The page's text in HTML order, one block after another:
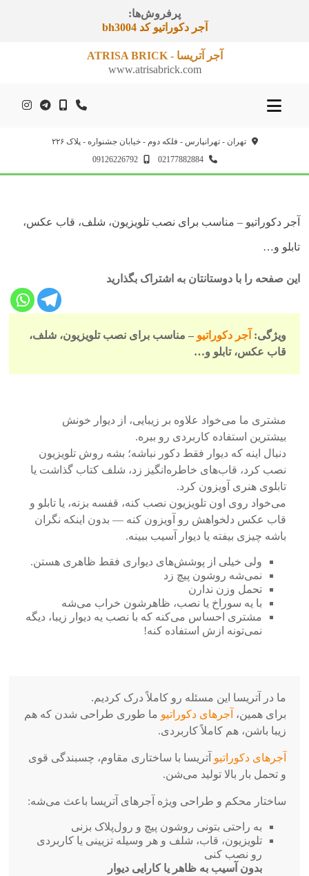
پرفروش‌ها:
آجر دکوراتیو کد bh265
آجر آتریسا - ATRISA BRICK
www.atrisabrick.com
تهران - تهرانپارس - فلکه دوم - خیابان جشنواره - پلاک ۲۲۶
02177882884
09126226792
آجر دکوراتیو – مناسب برای نصب تلویزیون، شلف، قاب عکس،
تابلو و…
این صفحه را با دوستانتان به اشتراک بگذارید
ویژگی: آجر دکوراتیو – مناسب برای نصب تلویزیون، شلف،
قاب عکس، تابلو و…
مشتری ما می‌خواد علاوه بر زیبایی، از دیوار خونش
بیشترین استفاده کاربردی رو ببره.
دنبال اینه که دیوار فقط دکور نباشه؛ بشه روش تلویزیون
نصب کرد، قاب‌های خاطره‌انگیز زد، شلف کتاب گذاشت یا
تابلوی هنری آویزون کرد.
می‌خواد روی اون تلویزیون نصب کنه، قفسه بزنه، یا تابلو و
قاب عکس دلخواهش رو آویزون کنه — بدون اینکه نگران
باشه چیزی بیفته یا دیوار آسیب ببینه.
ولی خیلی از پوشش‌های دیواری فقط ظاهری هستن.
نمی‌شه روشون پیچ زد
تحمل وزن ندارن
با یه سوراخ یا نصب، ظاهرشون خراب می‌شه
مشتری احساس می‌کنه که با نصب یه دیوار زیبا، دیگه
نمی‌تونه ازش استفاده کنه!
ما در آتریسا این مسئله رو کاملاً درک کردیم.
برای همین، آجرهای دکوراتیو ما طوری طراحی شدن که هم
زیبا باشن، هم کاملاً کاربردی.
آجرهای دکوراتیو آتریسا با ساختاری مقاوم، چسبندگی قوی
و تحمل بار بالا تولید می‌شن.
ساختار محکم و طراحی ویژه آجرهای آتریسا باعث می‌شه:
به راحتی بتونی روشون پیچ و رول‌پلاک بزنی
تلویزیون، قاب، شلف و هر وسیله تزیینی یا کاربردی
رو نصب کنی
بدون آسیب به ظاهر یا کارایی دیوار